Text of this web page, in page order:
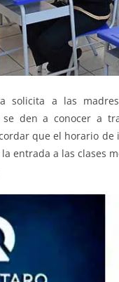
solicita a las
se den a conocer a
que el horario
entrada a las clases